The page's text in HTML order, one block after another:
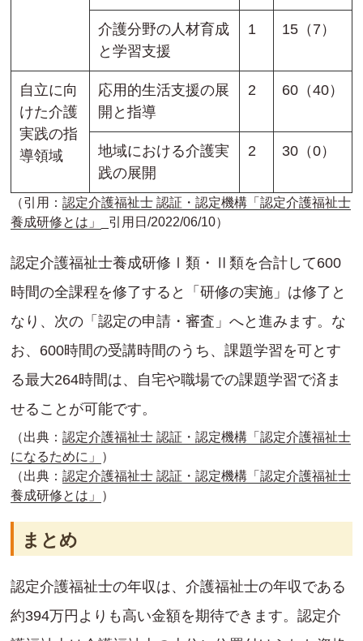
介護分野の人材育成
と学習支援
1 15（7）
自立に向
けた介護
実践の指
導領域
応用的生活支援の展
開と指導
2 60（40）
地域における介護実
践の展開
2 30（0）
（引用： 認定介護福祉士 認証・認定機構「認定介護福祉士
養成研修とは」
_引用日/2022/06/10）
認定介護福祉士養成研修Ⅰ類・Ⅱ類を合計して600
時間の全課程を修了すると「研修の実施」は修了と
なり、次の「認定の申請・審査」へと進みます。な
お、600時間の受講時間のうち、課題学習を可とす
る最大264時間は、自宅や職場での課題学習で済ま
せることが可能です。
（出典： 認定介護福祉士 認証・認定機構「認定介護福祉士
になるために」
）
（出典： 認定介護福祉士 認証・認定機構「認定介護福祉士
養成研修とは」
）
まとめ
認定介護福祉士の年収は、介護福祉士の年収である
約394万円よりも高い金額を期待できます。認定介